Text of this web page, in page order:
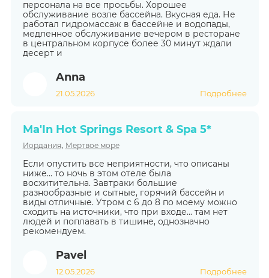
персонала на все просьбы. Хорошее
обслуживание возле бассейна. Вкусная еда. Не
работал гидромассаж в бассейне и водопады,
медленное обслуживание вечером в ресторане
в центральном корпусе более 30 минут ждали
десерт и
Anna
21.05.2026 Подробнее
Ma'In Hot Springs Resort & Spa 5*
Иордания, Мертвое море
Если опустить все неприятности, что описаны
ниже... то ночь в этом отеле была
восхитительна. Завтраки большие
разнообразные и сытные, горячий бассейн и
виды отличные. Утром с 6 до 8 по моему можно
сходить на источники, что при входе... там нет
людей и поплавать в тишине, однозначно
рекомендуем.
Pavel
12.05.2026 Подробнее